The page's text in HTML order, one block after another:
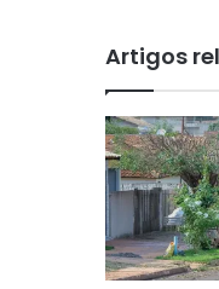
Artigos